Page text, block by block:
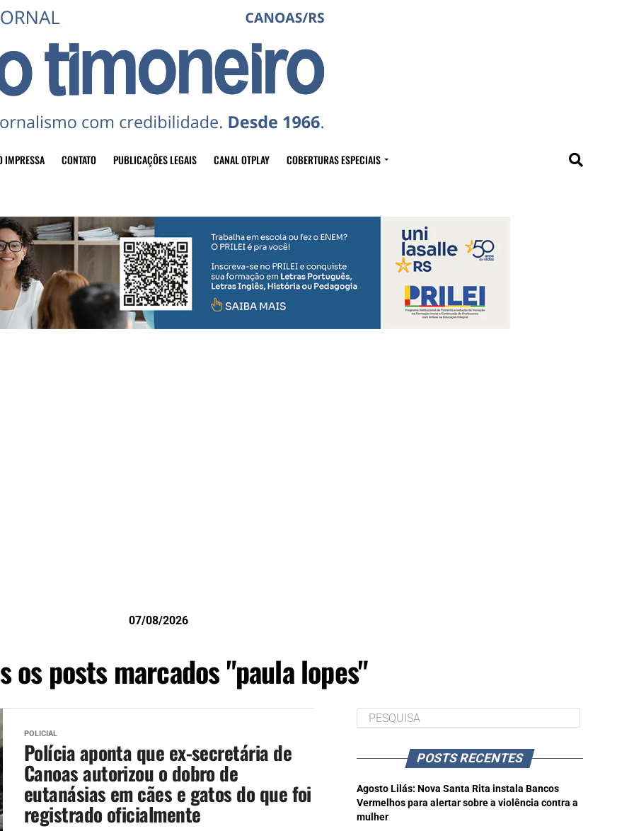
IMPRESSA CONTATO PUBLICAÇÕES LEGAIS CANAL OTPLAY COBERTURAS ESPECIAIS
07/08/2026
os posts marcados "paula lopes"
POLICIAL
Polícia aponta que ex-secretária de
Canoas autorizou o dobro de
eutanásias em cães e gatos do que foi
registrado oficialmente
POSTS RECENTES
Agosto Lilás: Nova Santa Rita instala Bancos
Vermelhos para alertar sobre a violência contra a
mulher